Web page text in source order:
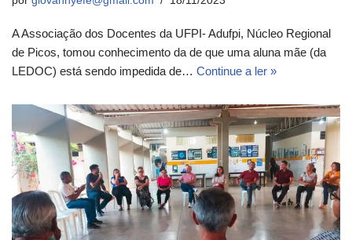
A Associação dos Docentes da UFPI- Adufpi, Núcleo Regional
de Picos, tomou conhecimento da de que uma aluna mãe (da
LEDOC) está sendo impedida de… Continue a ler »